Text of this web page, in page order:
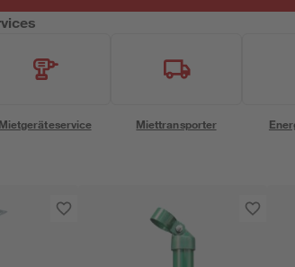
Mietgeräteservice Miettransporter